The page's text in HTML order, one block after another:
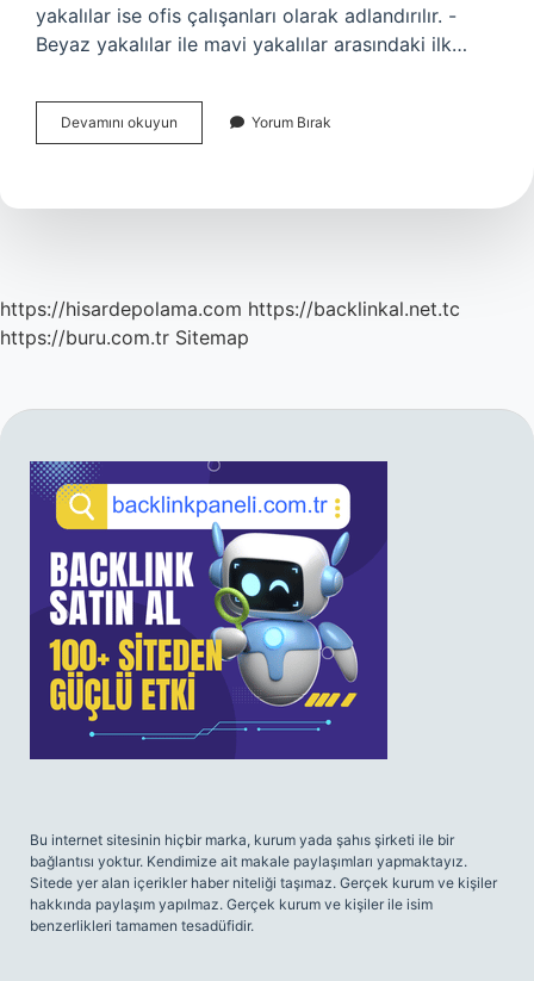
yakalılar ise ofis çalışanları olarak adlandırılır. -
Beyaz yakalılar ile mavi yakalılar arasındaki ilk…
Devamını okuyun
Silmek
Nedir
Yorum Bırak
https://hisardepolama.com https://backlinkal.net.tc
https://buru.com.tr Sitemap
SIDEBAR
Bu internet sitesinin hiçbir marka, kurum yada şahıs şirketi ile bir
bağlantısı yoktur. Kendimize ait makale paylaşımları yapmaktayız.
Sitede yer alan içerikler haber niteliği taşımaz. Gerçek kurum ve kişiler
hakkında paylaşım yapılmaz. Gerçek kurum ve kişiler ile isim
benzerlikleri tamamen tesadüfidir.